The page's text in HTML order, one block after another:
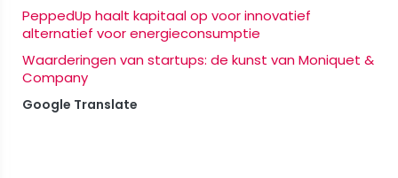
PeppedUp haalt kapitaal op voor innovatief
alternatief voor energieconsumptie
Waarderingen van startups: de kunst van Moniquet &
Company
Google Translate